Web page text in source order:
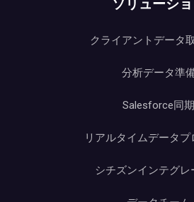
クライアントデータ
分析データ準
Salesforce同期
リアルタイムデータプ
シチズンインテグレ